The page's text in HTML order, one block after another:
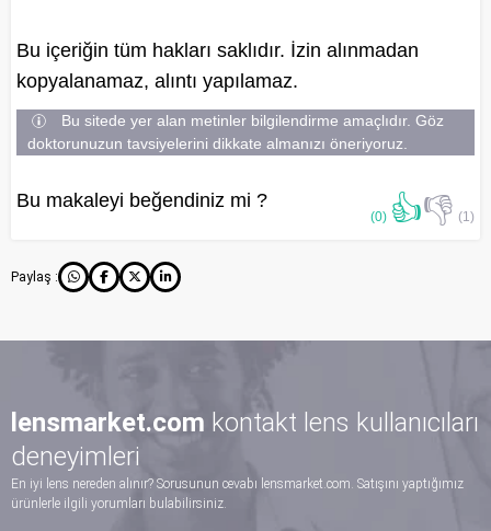
Bu içeriğin tüm hakları saklıdır. İzin alınmadan
kopyalanamaz, alıntı yapılamaz.
Bu sitede yer alan metinler bilgilendirme amaçlıdır. Göz
doktorunuzun tavsiyelerini dikkate almanızı öneriyoruz.
Bu makaleyi beğendiniz mi ?
(0) 👍👎 (1)
Paylaş :
lensmarket.com kontakt lens kullanıcıları
deneyimleri
En iyi lens nereden alınır? Sorusunun cevabı lensmarket.com. Satışını yaptığımız
ürünlerle ilgili yorumları bulabilirsiniz.